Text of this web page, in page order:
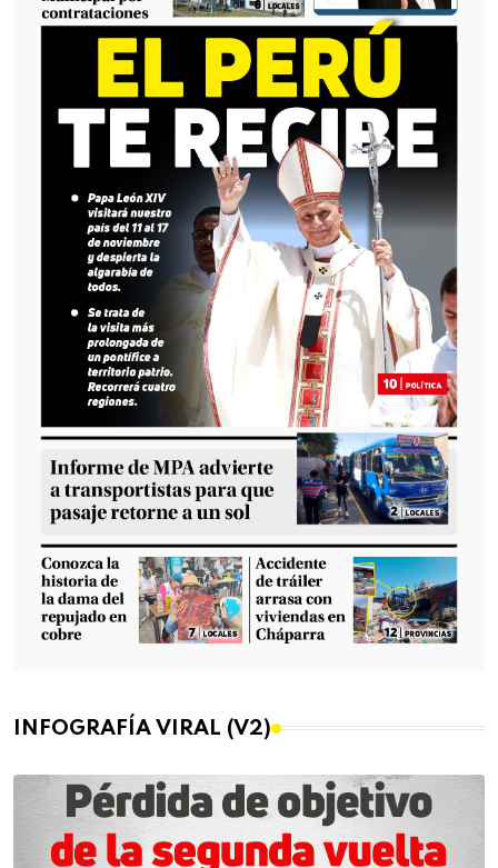
INFOGRAFÍA VIRAL (V2)